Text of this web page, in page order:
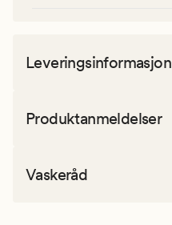
Leveringsinformasjon
Produktanmeldelser
Vaskeråd